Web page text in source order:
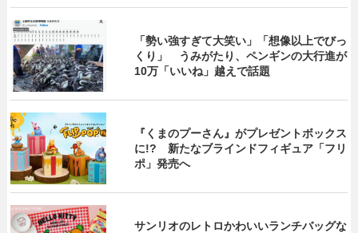
「勢い強すぎて大笑い」「想像以上でびっ
くり」 うみがたり、ペンギンの大行進が
10万「いいね」越えで話題
『くまのプーさん』がプレゼントボックス
に!? 新たなブラインドフィギュア「フリ
ポ」発売へ
サンリオのレトロかわいいランチバッグな